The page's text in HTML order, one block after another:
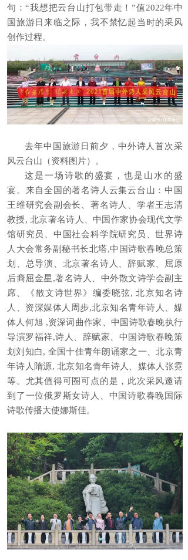
句：“我想把云台山打包带走！”值2022年中
国旅游日来临之际，我不禁忆起当时的采风
创作过程。
去年中国旅游日前夕，中外诗人首次采
风云台山（资料图片）。
这是一场诗歌的盛宴，也是山水的盛
宴。来自全国的著名诗人云集云台山：中国
王维研究会副会长、著名诗人、学者王志清
教授, 北京著名诗人、中国作家协会现代文学
馆研究员、中国社会科学院研究员、世界诗
人大会常务副秘书长北塔,中国诗歌春晚总策
划、总导演、北京著名诗人、辞赋家、屈原
后裔屈金星,著名诗人、中外散文诗学会副主
席、《散文诗世界》编委晓弦, 北京知名诗
人、资深媒体人周步,北京知名青年诗人、媒
体人何旭 ,资深词曲作家、中国诗歌春晚执行
导演罗福祥,诗人、辞赋家、中国诗歌春晚策
划刘知白, 全国十佳青年朗诵家之一、北京青
年诗人隋源, 北京知名青年诗人、媒体人张霓
等。尤其值得可圈可点的是，此次采风邀请
到了一位俄罗斯女诗人、中国诗歌春晚国际
诗歌传播大使娜斯佳。